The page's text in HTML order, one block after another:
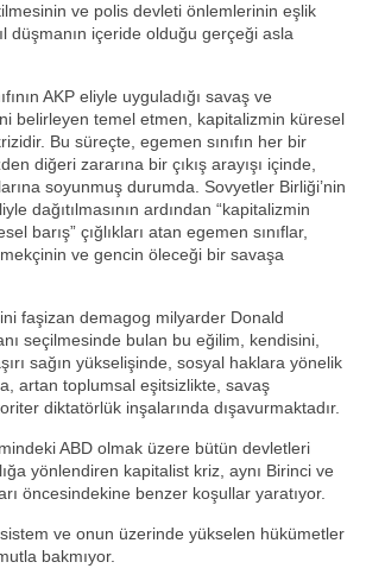
ve polis devleti önlemlerinin eşlik
düşmanın içeride olduğu gerçeği asla
AKP eliyle uyguladığı savaş ve
belirleyen temel etmen, kapitalizmin küresel
Bu süreçte, egemen sınıfın her bir
diğeri zararına bir çıkış arayışı içinde,
soyunmuş durumda. Sovyetler Birliği’nin
dağıtılmasının ardından “kapitalizmin
barış” çığlıkları atan egemen sınıflar,
ve gencin öleceği bir savaşa
faşizan demagog milyarder Donald
seçilmesinde bulan bu eğilim, kendisini,
sağın yükselişinde, sosyal haklara yönelik
artan toplumsal eşitsizlikte, savaş
diktatörlük inşalarında dışavurmaktadır.
ABD olmak üzere bütün devletleri
yönlendiren kapitalist kriz, aynı Birinci ve
öncesindekine benzer koşullar yaratıyor.
ve onun üzerinde yükselen hükümetler
bakmıyor.